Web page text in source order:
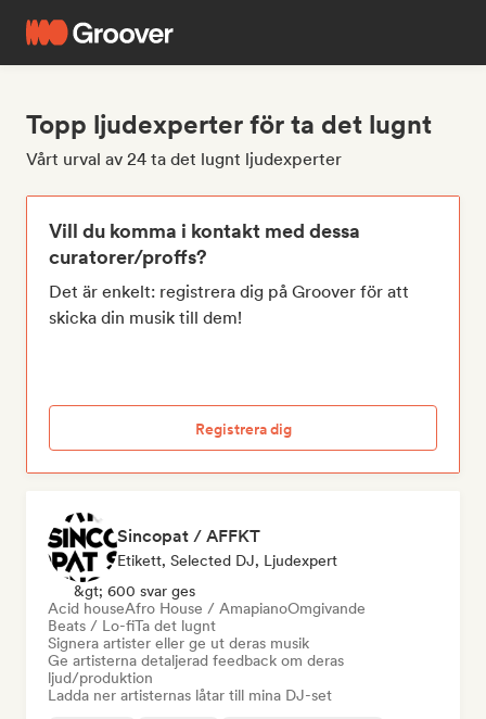
Topp ljudexperter för ta det lugnt
Vårt urval av 24 ta det lugnt ljudexperter
Vill du komma i kontakt med dessa
curatorer/proffs?
Det är enkelt: registrera dig på Groover för att
skicka din musik till dem!
Registrera dig
Sincopat / AFFKT
Etikett, Selected DJ, Ljudexpert
&gt; 600 svar ges
Acid houseAfro House / AmapianoOmgivande
Beats / Lo-fiTa det lugnt
Signera artister eller ge ut deras musik
Ge artisterna detaljerad feedback om deras
ljud/produktion
Ladda ner artisternas låtar till mina DJ-set